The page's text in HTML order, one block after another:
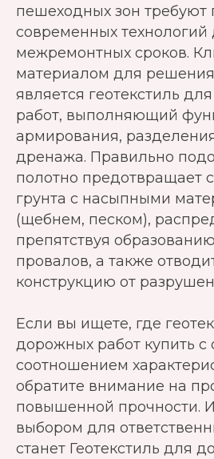
пешеходных зон требуют
современных технологий
межремонтных сроков.
материалом для решения
является геотекстиль
работ, выполняющий
армирования,
дренажа. Правильно
полотно предотвращает
грунта с насыпными
(щебнем, песком),
препятствуя
провалов, а также
конструкцию от
Если вы ищете, где
дорожных работ купить
соотношением
обратите внимание на
повышенной прочности.
выбором для
станет Геотекстиль для